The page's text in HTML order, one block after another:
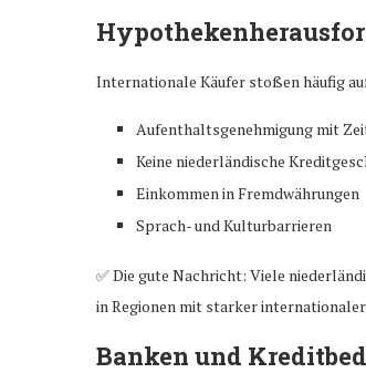
Internationale Käufer stoßen häufig
Aufenthaltsgenehmigung mit
Keine niederländische
Einkommen in Fremdwährungen
Sprach- und Kulturbarrieren
✅ Die gute Nachricht: Viele
in Regionen mit starker
Banken und